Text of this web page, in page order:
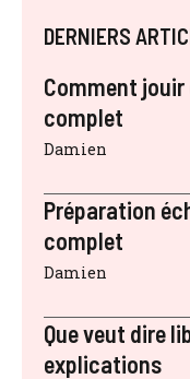
DERNIERS
Comment
complet
Damien
Préparation
complet
Damien
Que veut dire
explications